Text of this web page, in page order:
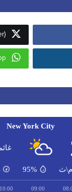
New York City
95%
09:00
10:00